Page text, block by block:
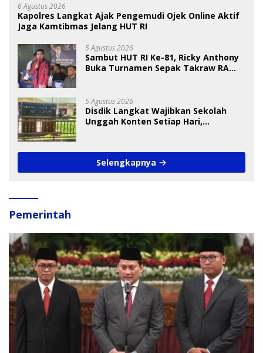
6 Agustus 2026
Kapolres Langkat Ajak Pengemudi Ojek Online Aktif
Jaga Kamtibmas Jelang HUT RI
5 Agustus 2026
Sambut HUT RI Ke-81, Ricky Anthony
Buka Turnamen Sepak Takraw RA
5 Agustus 2026
Disdik Langkat Wajibkan Sekolah
Unggah Konten Setiap Hari,
Selengkapnya
Pemerintah